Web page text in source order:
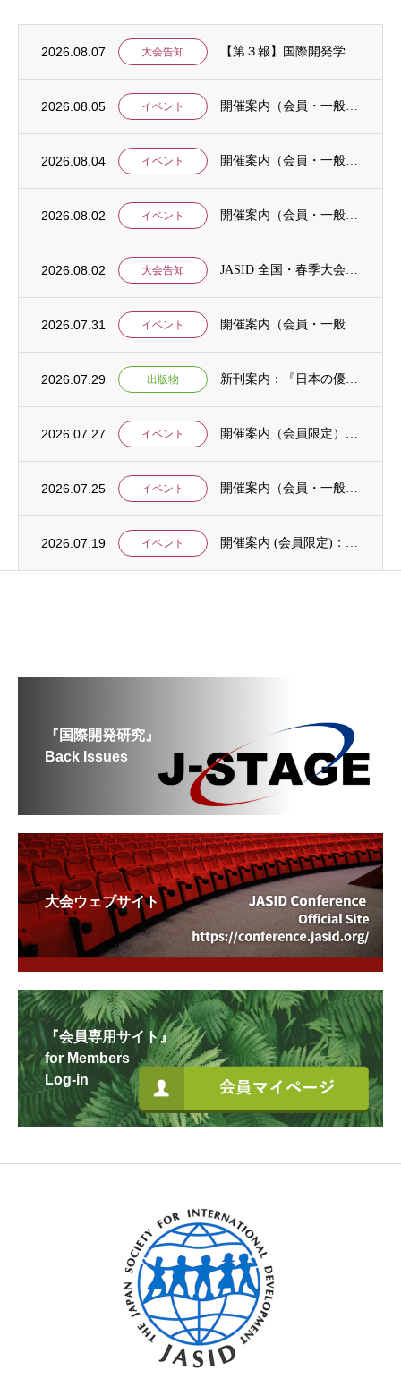
2026.08.07 大会告知
2026.08.05 イベント
2026.08.04 イベント
2026.08.02 イベント
2026.08.02 大会告知
2026.07.31 イベント
2026.07.29 出版物
2026.07.27 イベント
2026.07.25 イベント
2026.07.19 イベント
『国際開発研究』
Back Issues
大会ウェブサイト
『会員専用サイト』
for Members
Log-in